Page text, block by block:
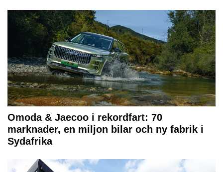
Omoda & Jaecoo i rekordfart: 70
marknader, en miljon bilar och ny fabrik i
Sydafrika